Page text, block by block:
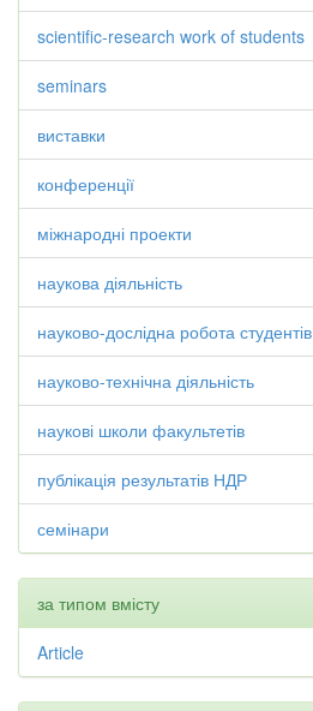
scientific-research work of students
seminars
виставки
конференції
міжнародні проекти
наукова діяльність
науково-дослідна робота студентів
науково-технічна діяльність
наукові школи факультетів
публікація результатів НДР
семінари
за типом вмісту
Article